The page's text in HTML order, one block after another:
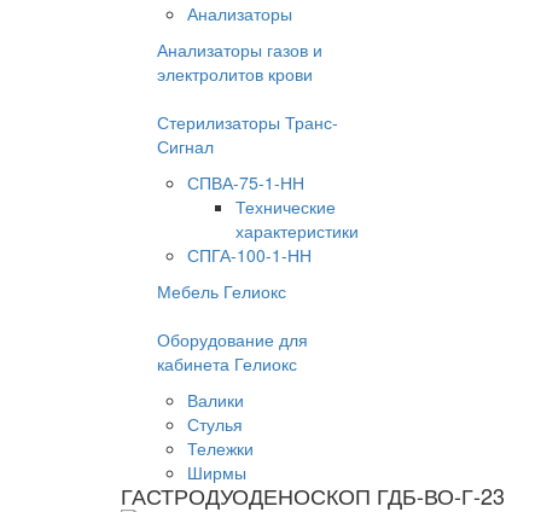
Анализаторы
Анализаторы газов и
электролитов крови
Стерилизаторы Транс-
Сигнал
СПВА-75-1-НН
Технические
характеристики
СПГА-100-1-НН
Мебель Гелиокс
Оборудование для
кабинета Гелиокс
Валики
Стулья
Тележки
Ширмы
ГАСТРОДУОДЕНОСКОП ГДБ-ВО-Г-23